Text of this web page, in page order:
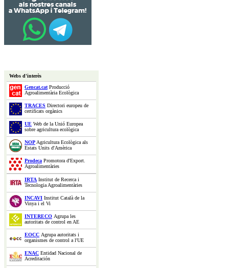
Webs d'interès
Gencat.catProducció
Agroalimentària Ecològica
TRACES Directori europeu de
certificats orgànics
UE Web de la Unió Europea
sobre agricultura ecològica
NOPAgricultura Ecològica als
Estats Units d'Amèrica
Prodeca Promotora d'Export.
Agroalimentàries
IRTA Institut de Recerca i
Tecnologia Agroalimentàries
INCAVI Institut Català de la
Vinya i el Vi
INTERECO Agrupa les
autoritats de control en AE
EOCC Agrupa autoritats i
organismes de control a l'UE
ENAC Entidad Nacional de
Acreditación